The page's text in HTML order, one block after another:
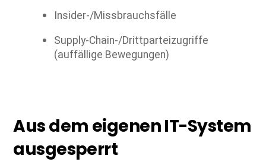
Insider-/Missbrauchsfälle
Supply-Chain-/Drittparteizugriffe
(auffällige Bewegungen)
Aus dem eigenen IT-System
ausgesperrt